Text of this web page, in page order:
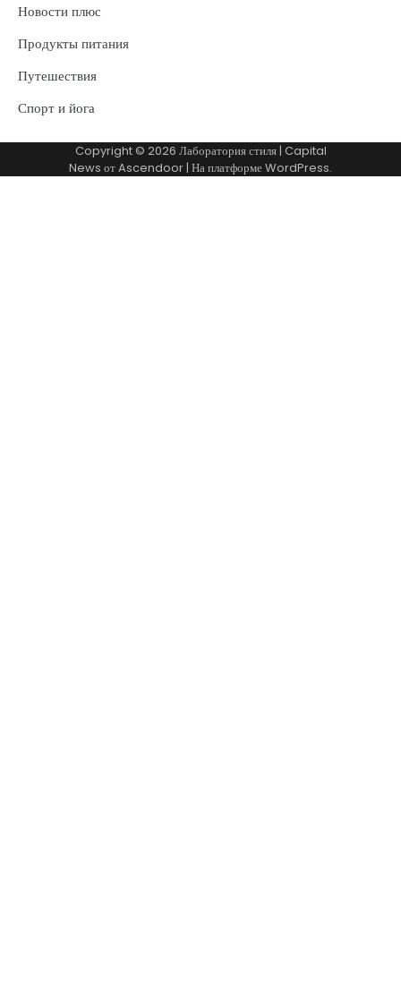
Новости плюс
Продукты питания
Путешествия
Спорт и йога
Copyright © 2026 Лаборатория стиля| Capital
News отAscendoor| На платформеWordPress.